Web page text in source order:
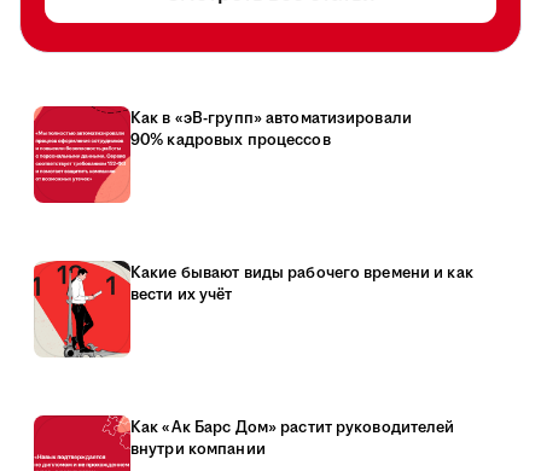
Как в «эВ-групп» автоматизировали
90% кадровых процессов
Какие бывают виды рабочего времени и как
вести их учёт
Как «Ак Барс Дом» растит руководителей
внутри компании